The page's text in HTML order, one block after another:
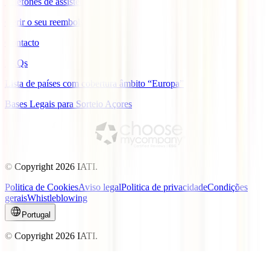
Gerir o seu reembolso
Contacto
FAQs
Lista de países com cobertura âmbito “Europa”
Bases Legais para Sorteio Açores
© Copyright 2026 IATI.
Politica de CookiesAviso legalPolitica de privacidadeCondições
geraisWhistleblowing
Portugal
© Copyright 2026 IATI.